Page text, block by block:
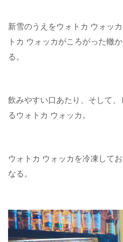
新雪のうえをウォトカ ウォッ
トカ ウォッカがころがった轍
る。
飲みやすい口あたり、そして
るウォトカ ウォッカ。
ウォトカ ウォッカを冷凍して
なる。